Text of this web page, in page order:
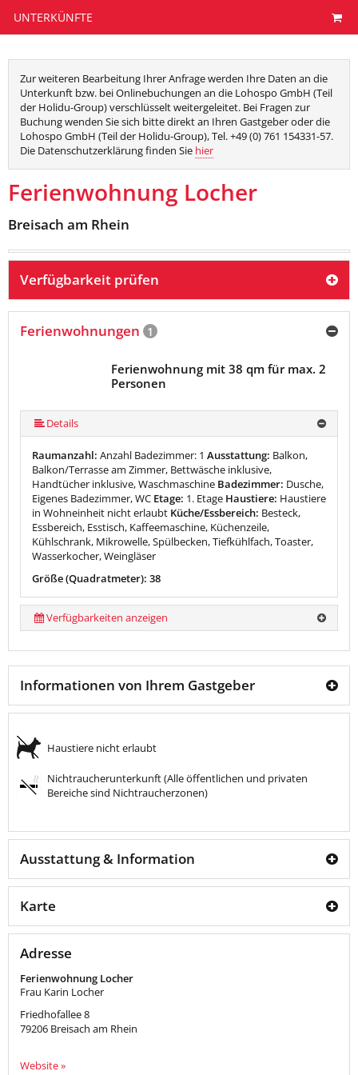
UNTERKÜNFTE
Zur weiteren Bearbeitung Ihrer Anfrage werden Ihre Daten an die
Unterkunft bzw. bei Onlinebuchungen an die Lohospo GmbH (Teil
der Holidu-Group) verschlüsselt weitergeleitet. Bei Fragen zur
Buchung wenden Sie sich bitte direkt an Ihren Gastgeber oder die
Lohospo GmbH (Teil der Holidu-Group), Tel. +49 (0) 761 154331-57.
Die Datenschutzerklärung finden Sie hier
Ferienwohnung Locher
Breisach am Rhein
Verfügbarkeit prüfen
Ferienwohnungen 1
Ferienwohnung mit 38 qm für max. 2
Personen
Details
Raumanzahl: Anzahl Badezimmer: 1 Ausstattung: Balkon,
Balkon/Terrasse am Zimmer, Bettwäsche inklusive,
Handtücher inklusive, Waschmaschine Badezimmer: Dusche,
Eigenes Badezimmer, WC Etage: 1. Etage Haustiere: Haustiere
in Wohneinheit nicht erlaubt Küche/Essbereich: Besteck,
Essbereich, Esstisch, Kaffeemaschine, Küchenzeile,
Kühlschrank, Mikrowelle, Spülbecken, Tiefkühlfach, Toaster,
Wasserkocher, Weingläser
Größe (Quadratmeter): 38
Verfügbarkeiten anzeigen
Informationen von Ihrem Gastgeber
Haustiere nicht erlaubt
Nichtraucherunterkunft (Alle öffentlichen und privaten
Bereiche sind Nichtraucherzonen)
Ausstattung & Information
Karte
Adresse
Ferienwohnung Locher
Frau Karin Locher
Friedhofallee 8
79206 Breisach am Rhein
Website »